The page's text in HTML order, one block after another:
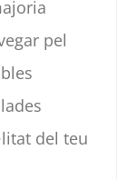
pel
del teu